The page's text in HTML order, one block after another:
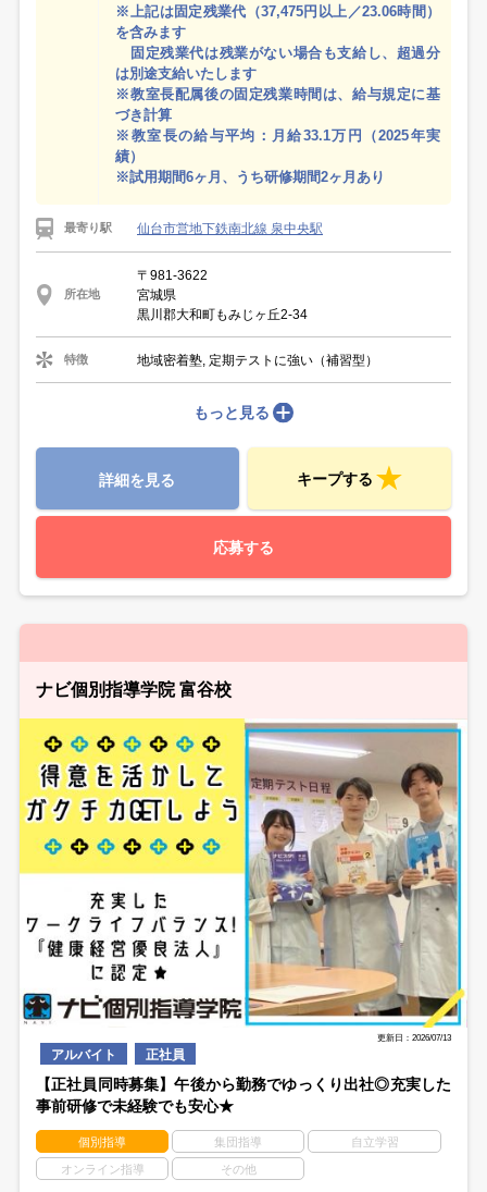
※上記は固定残業代（37,475円以上／23.06時間）
を含みます
固定残業代は残業がない場合も支給し、超過分
は別途支給いたします
※教室長配属後の固定残業時間は、給与規定に基
づき計算
※教室長の給与平均：月給33.1万円（2025年実
績）
※試用期間6ヶ月、うち研修期間2ヶ月あり
最寄り駅 仙台市営地下鉄南北線 泉中央駅
所在地
〒981-3622
宮城県
黒川郡大和町もみじヶ丘2-34
特徴 地域密着塾, 定期テストに強い（補習型）
もっと見る
詳細を見る キープする
応募する
ナビ個別指導学院 富谷校
更新日：2026/07/13
アルバイト 正社員
【正社員同時募集】午後から勤務でゆっくり出社◎充実した
事前研修で未経験でも安心★
個別指導 集団指導 自立学習
オンライン指導 その他